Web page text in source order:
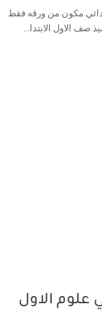
مكون من ورقه فقط
الاول